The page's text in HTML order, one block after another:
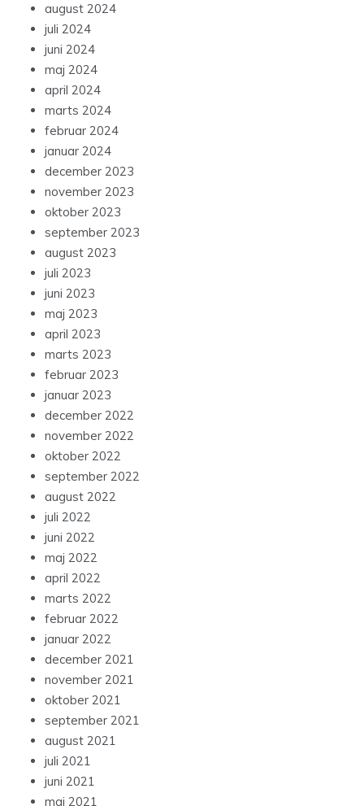
august 2024
juli 2024
juni 2024
maj 2024
april 2024
marts 2024
februar 2024
januar 2024
december 2023
november 2023
oktober 2023
september 2023
august 2023
juli 2023
juni 2023
maj 2023
april 2023
marts 2023
februar 2023
januar 2023
december 2022
november 2022
oktober 2022
september 2022
august 2022
juli 2022
juni 2022
maj 2022
april 2022
marts 2022
februar 2022
januar 2022
december 2021
november 2021
oktober 2021
september 2021
august 2021
juli 2021
juni 2021
maj 2021